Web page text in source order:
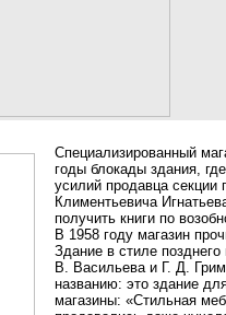
Специализированный
годы блокады здания,
усилий продавца
Климентьевича
получить книги по
В 1958 году магазин
Здание в стиле позднего
В. Васильева и Г. Д.
названию: это здание
магазины: «Стильная